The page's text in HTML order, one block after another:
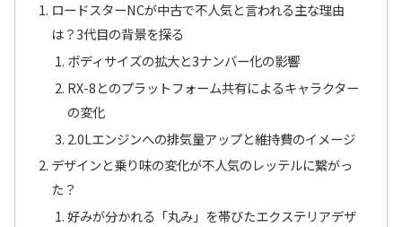
ロードスターNCが中古で不人気と言われる主な理由
は？3代目の背景を探る
ボディサイズの拡大と3ナンバー化の影響
RX-8とのプラットフォーム共有によるキャラクター
の変化
2.0Lエンジンへの排気量アップと維持費のイメージ
デザインと乗り味の変化が不人気のレッテルに繋がっ
た？
好みが分かれる「丸み」を帯びたエクステリアデザ